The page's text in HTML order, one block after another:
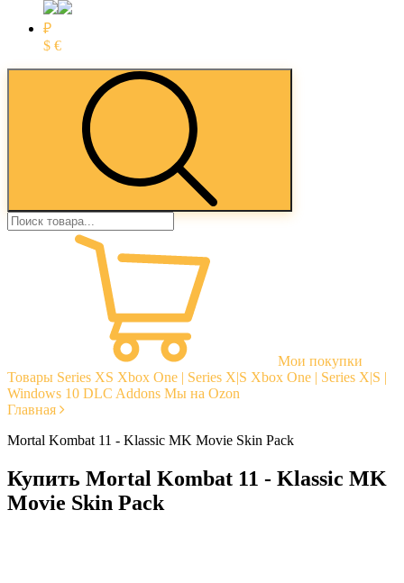
₽
$ €
Мои покупки
Товары Series XS Xbox One | Series X|S Xbox One | Series X|S |
Windows 10 DLC Addons Мы на Ozon
Главная
Mortal Kombat 11 - Klassic MK Movie Skin Pack
Купить Mortal Kombat 11 - Klassic MK
Movie Skin Pack